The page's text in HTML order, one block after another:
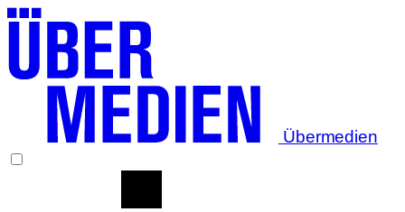
Übermedien